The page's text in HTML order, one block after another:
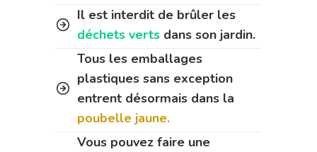
Il est interdit de brûler les
déchets verts dans son jardin.
Tous les emballages
plastiques sans exception
entrent désormais dans la
poubelle jaune.
Vous pouvez faire une